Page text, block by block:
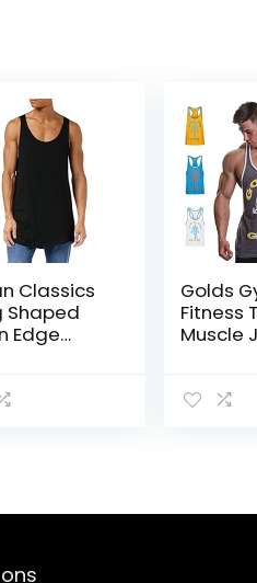
Classics
Shaped
Edge
Golds
Fitness
Muscle
Heren (1